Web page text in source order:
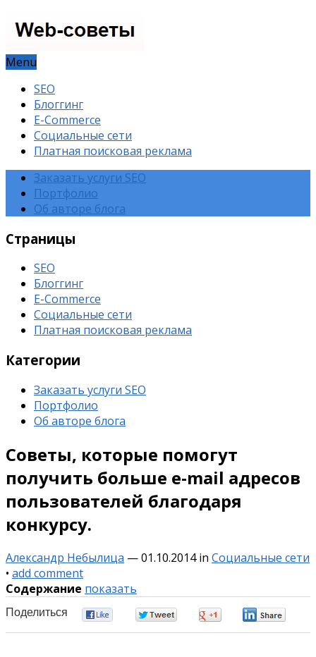
Menu
SEO
Блоггинг
E-Commerce
Социальные сети
Платная поисковая реклама
Заказать услуги SEO
Портфолио
Об авторе блога
Страницы
SEO
Блоггинг
E-Commerce
Социальные сети
Платная поисковая реклама
Категории
Заказать услуги SEO
Портфолио
Об авторе блога
Советы, которые помогут
получить больше e-mail адресов
пользователей благодаря
конкурсу.
Александр Небылица —01.10.2014 in Социальные сети
• add comment
Содержание показать
Поделиться